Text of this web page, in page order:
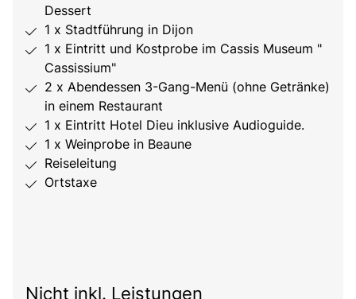
Dessert
1 x Stadtführung in Dijon
1 x Eintritt und Kostprobe im Cassis Museum "
Cassissium"
2 x Abendessen 3-Gang-Menü (ohne Getränke)
in einem Restaurant
1 x Eintritt Hotel Dieu inklusive Audioguide.
1 x Weinprobe in Beaune
Reiseleitung
Ortstaxe
Nicht inkl. Leistungen